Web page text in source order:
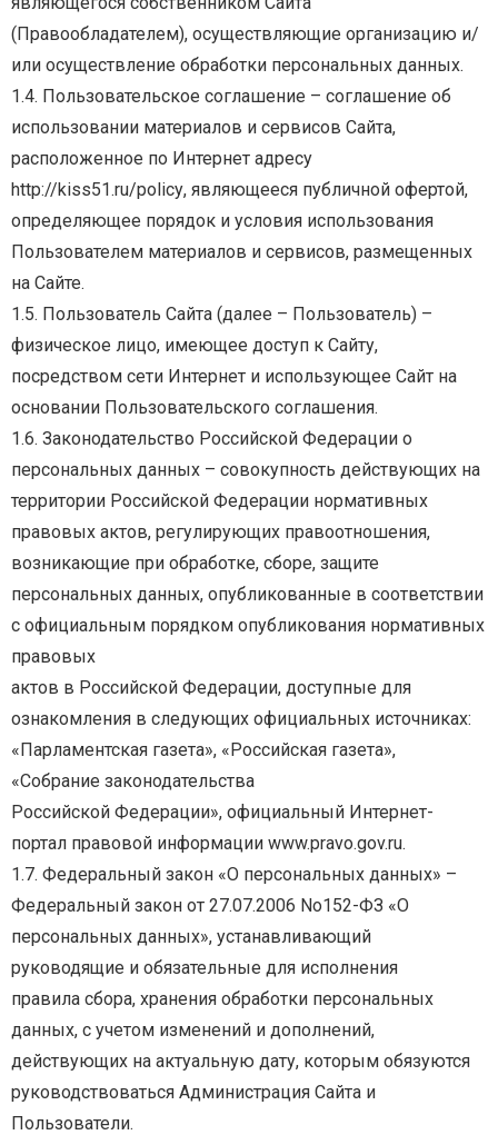
(Правообладателем), осуществляющие организацию и/
или осуществление обработки персональных данных.
1.4. Пользовательское соглашение – соглашение об
использовании материалов и сервисов Сайта,
расположенное по Интернет адресу
http://kiss51.ru/policy, являющееся публичной офертой,
определяющее порядок и условия использования
Пользователем материалов и сервисов, размещенных
на Сайте.
1.5. Пользователь Сайта (далее – Пользователь) –
физическое лицо, имеющее доступ к Сайту,
посредством сети Интернет и использующее Сайт на
основании Пользовательского соглашения.
1.6. Законодательство Российской Федерации о
персональных данных – совокупность действующих на
территории Российской Федерации нормативных
правовых актов, регулирующих правоотношения,
возникающие при обработке, сборе, защите
персональных данных, опубликованные в соответствии
с официальным порядком опубликования нормативных
правовых
актов в Российской Федерации, доступные для
ознакомления в следующих официальных источниках:
«Парламентская газета», «Российская газета»,
«Собрание законодательства
Российской Федерации», официальный Интернет-
портал правовой информации www.pravo.gov.ru.
1.7. Федеральный закон «О персональных данных» –
Федеральный закон от 27.07.2006 No152-ФЗ «О
персональных данных», устанавливающий
руководящие и обязательные для исполнения
правила сбора, хранения обработки персональных
данных, с учетом изменений и дополнений,
действующих на актуальную дату, которым обязуются
руководствоваться Администрация Сайта и
Пользователи.